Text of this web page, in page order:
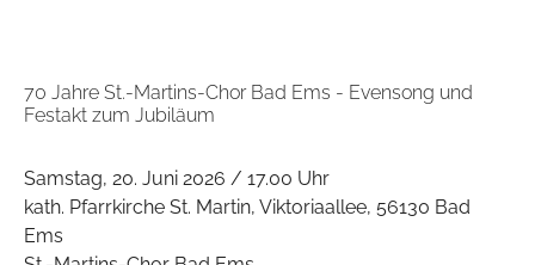
70 Jahre St.-Martins-Chor Bad Ems - Evensong und
Festakt zum Jubiläum
Samstag, 20. Juni 2026 / 17.00 Uhr
kath. Pfarrkirche St. Martin, Viktoriaallee, 56130 Bad
Ems